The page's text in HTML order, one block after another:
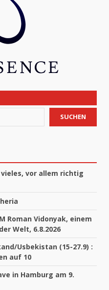
SUCHEN
vieles, vor allem richtig
Roman Vidonyak, einem
Welt, 6.8.2026
Usbekistan (15-27.9) :
auf 10
in Hamburg am 9.